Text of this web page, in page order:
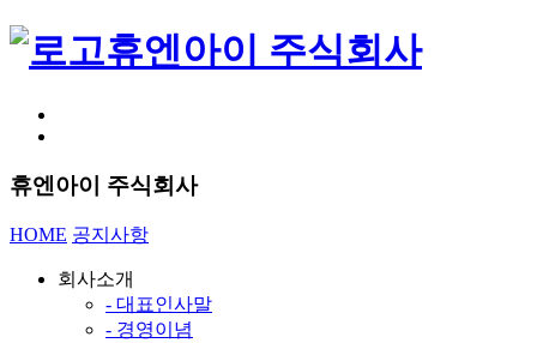
휴엔아이 주식회사
휴엔아이 주식회사
HOME 공지사항
회사소개
- 대표인사말
- 경영이념